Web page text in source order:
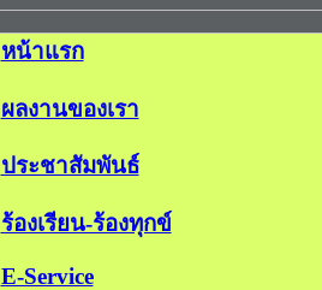
หน้าแรก
ผลงานของเรา
ประชาสัมพันธ์
ร้องเรียน-ร้องทุกข์
E-Service